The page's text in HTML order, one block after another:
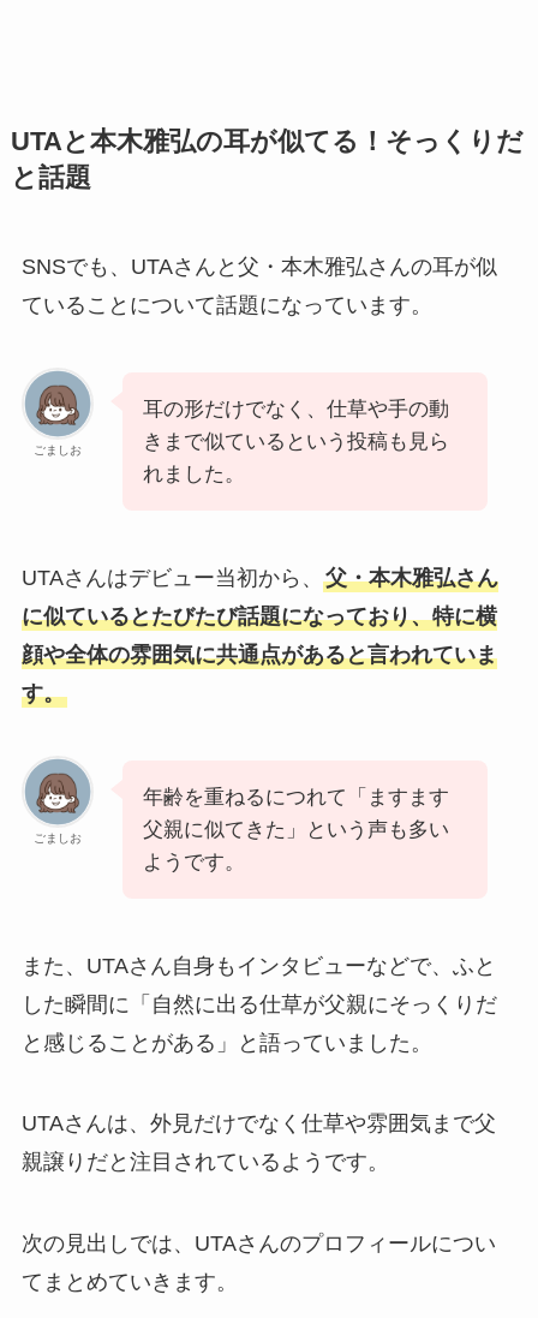
UTAと本木雅弘の耳が似てる！そっくりだ
と話題
SNSでも、UTAさんと父・本木雅弘さんの耳が似
ていることについて話題になっています。
ごましお
耳の形だけでなく、仕草や手の動
きまで似ているという投稿も見ら
れました。
UTAさんはデビュー当初から、 父・本木雅弘さん
に似ているとたびたび話題になっており、特に横
顔や全体の雰囲気に共通点があると言われていま
す。
ごましお
年齢を重ねるにつれて「ますます
父親に似てきた」という声も多い
ようです。
また、UTAさん自身もインタビューなどで、ふと
した瞬間に「自然に出る仕草が父親にそっくりだ
と感じることがある」と語っていました。
UTAさんは、外見だけでなく仕草や雰囲気まで父
親譲りだと注目されているようです。
次の見出しでは、UTAさんのプロフィールについ
てまとめていきます。